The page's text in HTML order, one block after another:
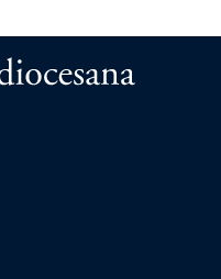
Cristiana